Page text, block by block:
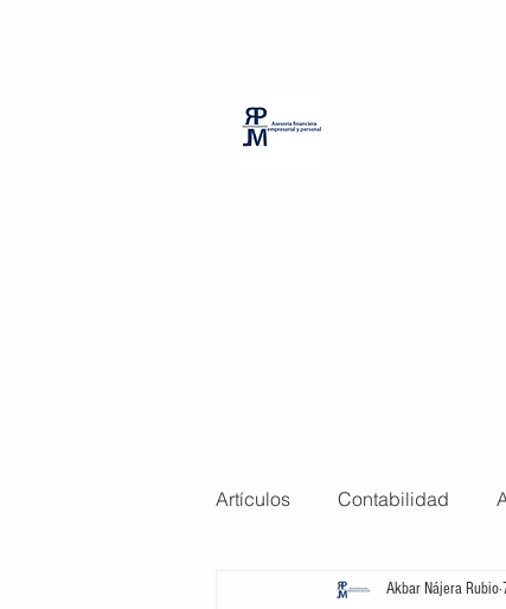
Artículos Contabilidad
Inversión Negocios
Akbar Nájera Rubio